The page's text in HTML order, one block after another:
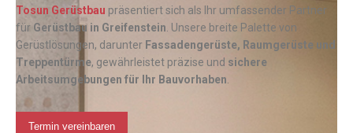
Tosun Gerüstbau präsentiert sich als Ihr umfassender Partner
für Gerüstbau in Greifenstein . Unsere breite Palette von
Gerüstlösungen, darunter Fassadengerüste, Raumgerüste und
Treppentürme, gewährleistet präzise und sichere
Arbeitsumgebungen für Ihr Bauvorhaben
Termin vereinbaren